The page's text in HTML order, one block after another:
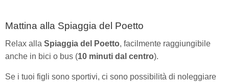
Mattina alla Spiaggia del Poetto
Relax alla Spiaggia del Poetto, facilmente raggiungibile
anche in bici o bus (10 minuti dal centro).
Se i tuoi figli sono sportivi, ci sono possibilità di noleggiare